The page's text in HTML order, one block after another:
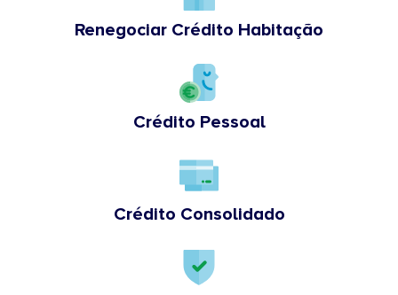
Renegociar Crédito Habitação
Crédito Pessoal
Crédito Consolidado